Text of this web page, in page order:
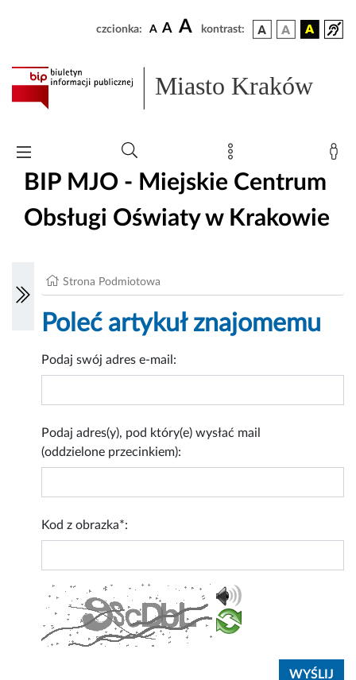
czcionka: A A A kontrast:
Miasto Kraków
BIP MJO - Miejskie Centrum
Obsługi Oświaty w Krakowie
Strona Podmiotowa
Poleć artykuł znajomemu
Podaj swój adres e-mail:
Podaj adres(y), pod który(e) wysłać mail
(oddzielone przecinkiem):
Kod z obrazka*: